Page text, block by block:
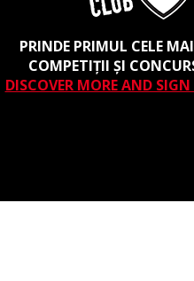
PRINDE PRIMUL CELE
COMPETIȚII ȘI
DISCOVER MORE AND SIGN